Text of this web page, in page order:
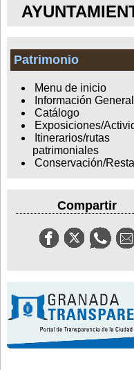
Patrimonio
Menu de inicio
Información General
Catálogo
Exposiciones/
Itinerarios/rutas
patrimoniales
Conservación/
Compartir